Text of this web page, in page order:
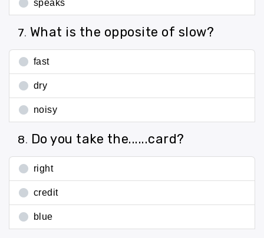
speaks
7. What is the opposite of slow?
fast
dry
noisy
8. Do you take the......card?
right
credit
blue